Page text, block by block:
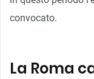
convocato.
La Roma